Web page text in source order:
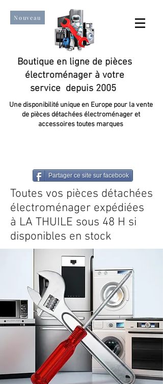
Nouveau
Boutique en ligne de pièces
électroménager à votre
service depuis 2005
Une disponibilité unique en Europe pour la vente
de pièces détachées électroménager et
accessoires toutes marques
Partager ce site sur facebook
Toutes vos pièces détachées
électroménager expédiées
à LA THUILE sous 48 H si
disponibles en stock